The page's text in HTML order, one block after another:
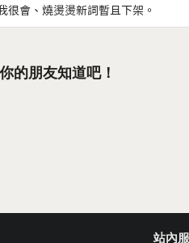
很會、燒燙燙新詞暫且下架。
的朋友知道吧！
站內